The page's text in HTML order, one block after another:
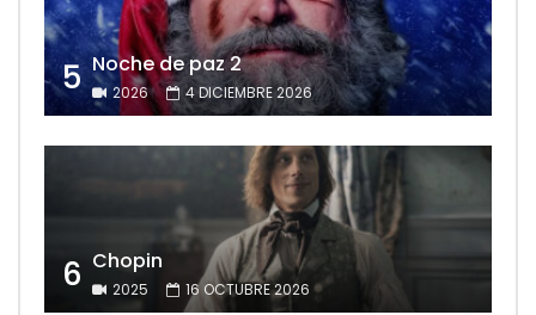
5 Noche de paz 2
2026 4 DICIEMBRE 2026
6 Chopin
2025 16 OCTUBRE 2026